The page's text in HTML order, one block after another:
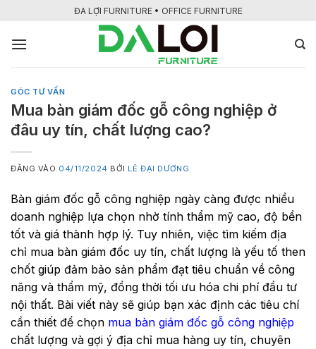
nội
ĐA LỢI FURNITURE • OFFICE FURNITURE
GÓC TƯ VẤN
Mua bàn giám đốc gỗ công nghiệp ở
đâu uy tín, chất lượng cao?
ĐĂNG VÀO 04/11/2024 BỞI LÊ ĐẠI DƯƠNG
Bàn giám đốc gỗ công nghiệp ngày càng được nhiều
doanh nghiệp lựa chọn nhờ tính thẩm mỹ cao, độ bền
tốt và giá thành hợp lý. Tuy nhiên, việc tìm kiếm địa
chỉ mua bàn giám đốc uy tín, chất lượng là yếu tố then
chốt giúp đảm bảo sản phẩm đạt tiêu chuẩn về công
năng và thẩm mỹ, đồng thời tối ưu hóa chi phí đầu tư
nội thất. Bài viết này sẽ giúp bạn xác định các tiêu chí
cần thiết để chọn mua bàn giám đốc gỗ công nghiệp
chất lượng và gợi ý địa chỉ mua hàng uy tín, chuyên